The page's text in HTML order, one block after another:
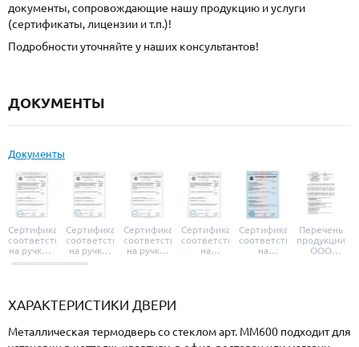
документы, сопровождающие нашу продукцию и услуги
(сертификаты, лицензии и т.п.)!
Подробности уточняйте у наших консультантов!
ДОКУМЕНТЫ
Документы
Сертификат
соответствия
на ручки и
броненакладки
Сертификат
соответствия
на ручки-
защелки
Сертификат
соответствия
на ручки-
Сертификат
соответствия
на
Сертификат
соответствия
на
Перечень
продукции
ООО
ХАРАКТЕРИСТИКИ ДВЕРИ
Металлическая термодверь со стеклом арт. ММ600 подходит для